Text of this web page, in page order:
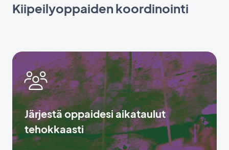
Kiipeilyoppaiden koordinointi
Järjestä oppaidesi aikataulut
tehokkaasti